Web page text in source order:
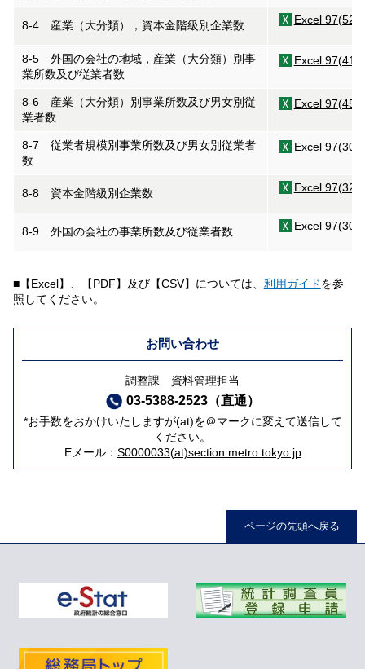
8-4 産業（大分類），資本金階級別企業数 Excel
8-5 外国の会社の地域，産業（大分類）別事
業所数及び従業者数
Excel
8-6 産業（大分類）別事業所数及び男女別従
業者数
Excel
8-7 従業者規模別事業所数及び男女別従業者
数
Excel
8-8 資本金階級別企業数 Excel
8-9 外国の会社の事業所数及び従業者数 Excel
■【Excel】、【PDF】及び【CSV】については、 利用ガイドを参
照してください。
お問い合わせ
調整課 資料管理担当
03-5388-2523（直通）
*お手数をおかけいたしますが(at)を＠マークに変えて送信して
ください。
Eメール： S0000033(at)section.metro.tokyo.jp
ページの先頭へ戻る